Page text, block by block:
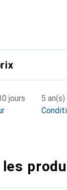
jours
5
les